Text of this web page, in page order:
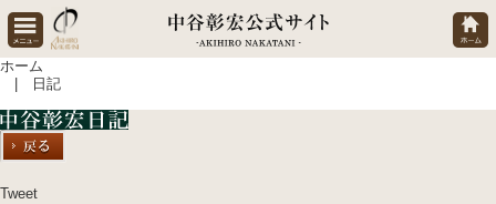
ホーム
| 日記
Tweet